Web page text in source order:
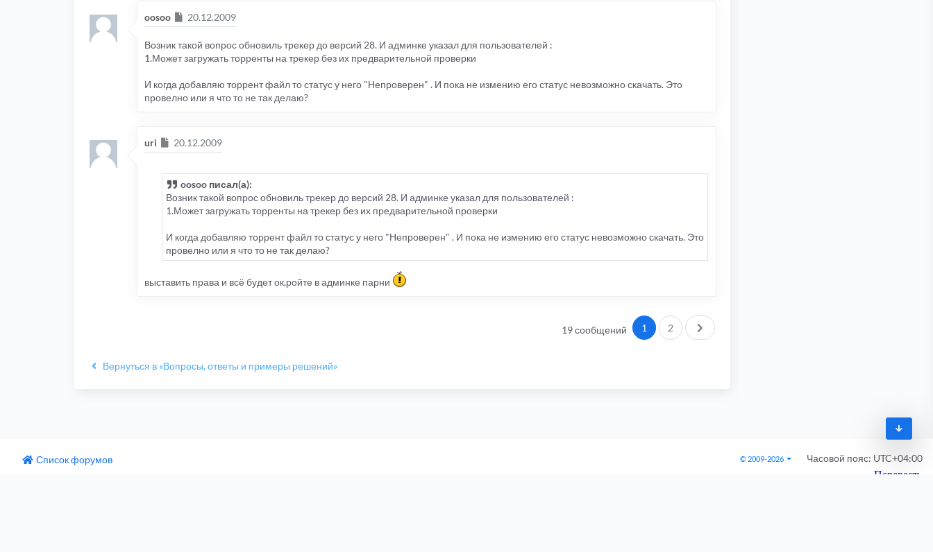
oosoo Сообщение
20.12.2009
Возник такой вопрос обновиль трекер до версий 28. И админке указал для пользователей :
1.Может загружать торренты на трекер без их предварительной проверки
И когда добавляю торрент файл то статус у него "Непроверен" . И пока не измению его статус невозможно скачать. Это
провелно или я что то не так делаю?
uri Сообщение
20.12.2009
oosoo писал(а):
Возник такой вопрос обновиль трекер до версий 28. И админке указал для пользователей :
1.Может загружать торренты на трекер без их предварительной проверки
И когда добавляю торрент файл то статус у него "Непроверен" . И пока не измению его статус невозможно скачать. Это
провелно или я что то не так делаю?
выставить права и всё будет ок,ройте в админке парни
19 сообщений 1 2 След.
Вернуться в «Вопросы, ответы и примеры решений»
Список форумов © 2009-2026 Часовой пояс: UTC+04:00